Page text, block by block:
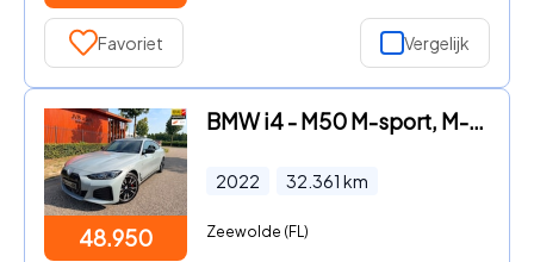
Favoriet Vergelijk
48.950
BMW i4 - M50 M-sport, M-stoel memory, schuifdak, H&K
2022 32.361 km
Zeewolde (FL)